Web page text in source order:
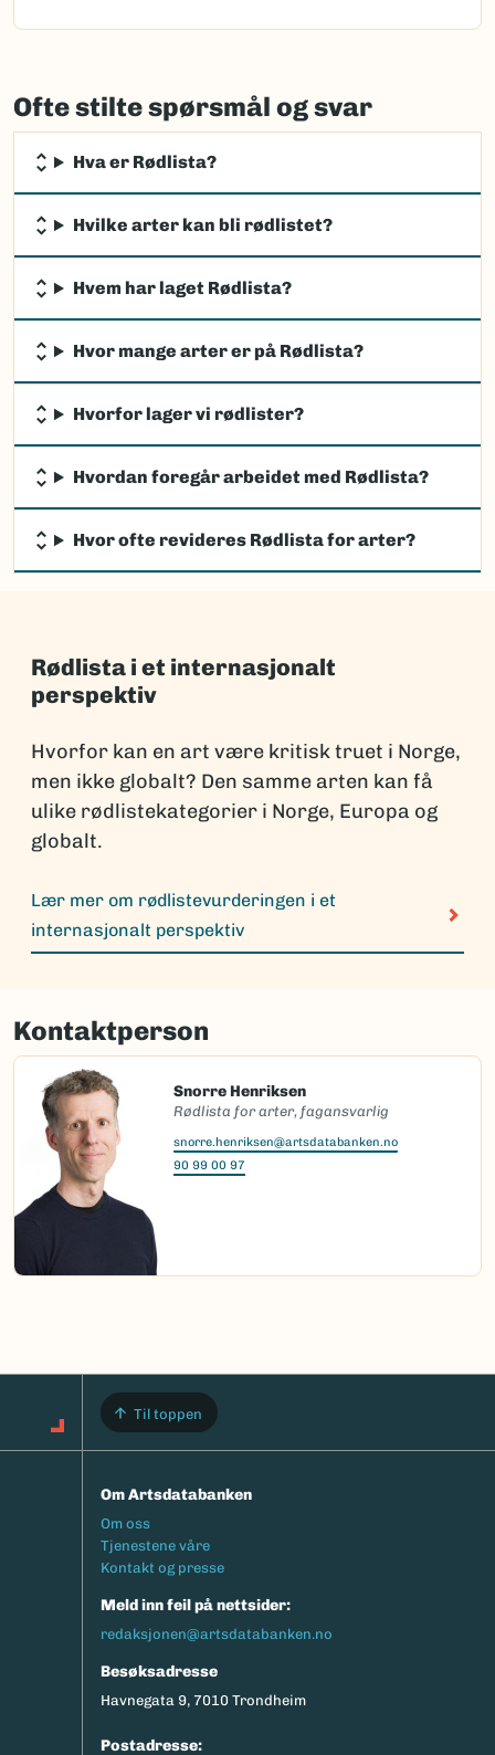
Ofte stilte spørsmål og svar
Hva er Rødlista?
Hvilke arter kan bli rødlistet?
Hvem har laget Rødlista?
Hvor mange arter er på Rødlista?
Hvorfor lager vi rødlister?
Hvordan foregår arbeidet med Rødlista?
Hvor ofte revideres Rødlista for arter?
Rødlista i et internasjonalt
perspektiv
Hvorfor kan en art være kritisk truet i Norge,
men ikke globalt? Den samme arten kan få
ulike rødlistekategorier i Norge, Europa og
globalt.
Lær mer om rødlistevurderingen i et
internasjonalt perspektiv
Kontaktperson
Snorre Henriksen
Rødlista for arter, fagansvarlig
snorre.henriksen@artsdatabanken.no
90 99 00 97
Til toppen
Om Artsdatabanken
Footermeny
Om oss
Tjenestene våre
Kontakt og presse
Meld inn feil på nettsider:
redaksjonen@artsdatabanken.no
Besøksadresse
Havnegata 9, 7010 Trondheim
Postadresse: